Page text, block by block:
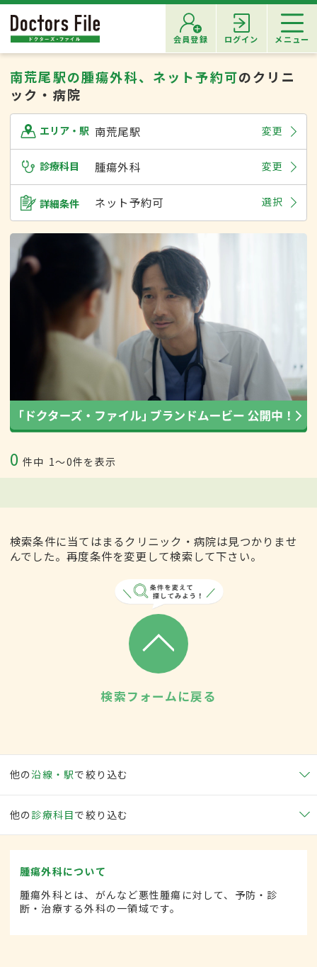
会員登録 ログイン メニュー
南荒尾駅の腫瘍外科、ネット予約可のクリニ
ック・病院
エリア・駅 南荒尾駅 変更
診療科目 腫瘍外科 変更
詳細条件 ネット予約可 選択
0 件中 1〜0件を表示
検索条件に当てはまるクリニック・病院は見つかりませ
んでした。再度条件を変更して検索して下さい。
検索フォームに戻る
他の沿線・駅で絞り込む
他の 診療科目で絞り込む
腫瘍外科について
腫瘍外科とは、がんなど悪性腫瘍に対して、予防・診
断・治療する外科の一領域です。